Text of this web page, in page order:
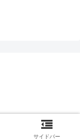
サイドバー